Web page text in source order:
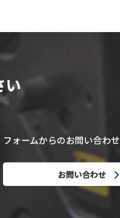
い
フォームからのお問い合わせ
お問い合わせ